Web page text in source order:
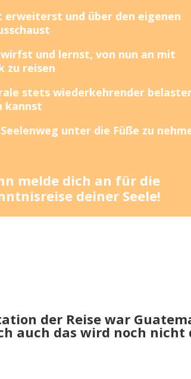
erweiterst und über den eigenen
und lernst, von nun an mit
zu reisen
stets wiederkehrender
kannst
unter die Füße zu
melde dich an für die
deiner Seele!
der Reise war
auch das wird noch